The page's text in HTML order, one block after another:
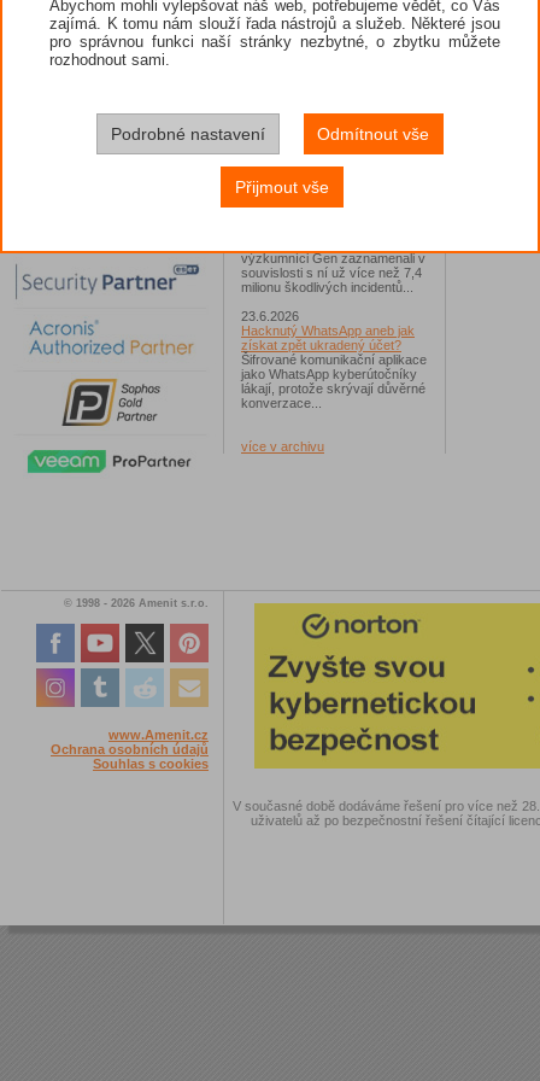
26.6.2026
ESET: S příchodem léta
zaplavují Česko falešné mobilní
Chase Home App či Candy
Race Launcher. Hlavním cílem
útočníků bylo v tomto případě
Polsko, následováno Českem a
Slovenskem...
24.6.2026
výzkumníci Gen zaznamenali v
souvislosti s ní už více než 7,4
milionu škodlivých incidentů...
23.6.2026
Hacknutý WhatsApp aneb jak
získat zpět ukradený účet?
Šifrované komunikační aplikace
jako WhatsApp kyberútočníky
lákají, protože skrývají důvěrné
konverzace...
více v archivu
© 1998 - 2026 Amenit s.r.o.
www.Amenit.cz
Ochrana osobních údajů
Souhlas s cookies
V současné době dodáváme řešení pro více než
uživatelů až po bezpečnostní řešení čítající
Abychom mohli vylepšovat náš web, potřebujeme vědět, co Vás
zajímá. K tomu nám slouží řada nástrojů a služeb. Některé jsou
pro správnou funkci naší stránky nezbytné, o zbytku můžete
rozhodnout sami.
Podrobné nastavení Odmítnout vše
Přijmout vše